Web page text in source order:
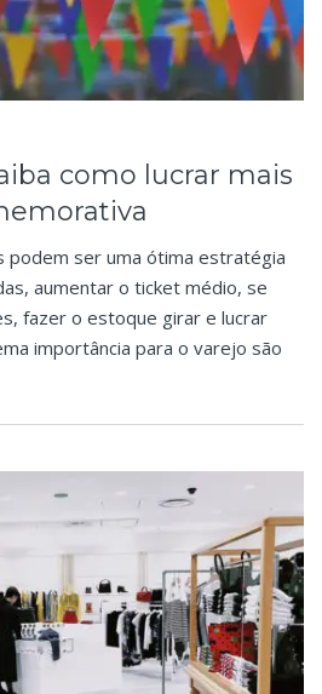
como lucrar mais
podem ser uma ótima estratégia
aumentar o ticket médio, se
fazer o estoque girar e lucrar
importância para o varejo são